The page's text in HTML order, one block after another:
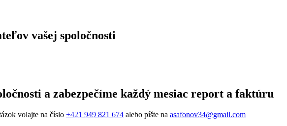
vašej spoločnosti
a zabezpečíme každý mesiac report a faktúru
volajte na číslo +421 949 821 674 alebo píšte na asafonov34@gmail.com